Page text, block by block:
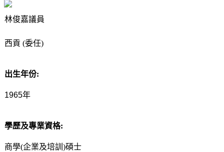
林俊嘉議員
西貢 (委任)
出生年份:
1965年
學歷及專業資格:
商學(企業及培訓)碩士